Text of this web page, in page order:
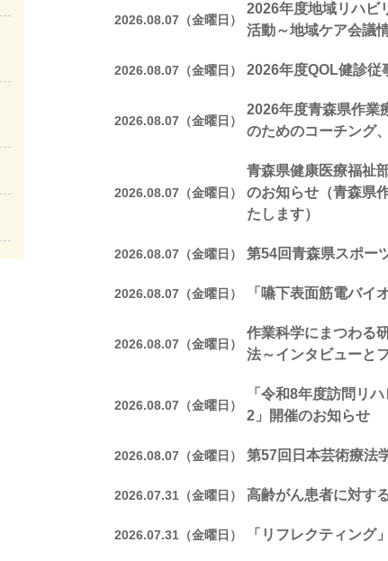
2026.08.07（金曜日）
2026年度地域リハビ
活動～地域ケア会議
2026.08.07（金曜日） 2026年度QOL健診従
2026.08.07（金曜日）
2026年度青森県作業
のためのコーチング
2026.08.07（金曜日）
青森県健康医療福祉
のお知らせ（青森県
たします）
2026.08.07（金曜日） 第54回青森県スポー
2026.08.07（金曜日） 「嚥下表面筋電バイ
2026.08.07（金曜日）
作業科学にまつわる
法～インタビューと
2026.08.07（金曜日）
「令和8年度訪問リ
2」開催のお知らせ
2026.08.07（金曜日） 第57回日本芸術療法
2026.07.31（金曜日） 高齢がん患者に対す
2026.07.31（金曜日） 「リフレクティング